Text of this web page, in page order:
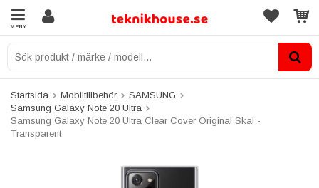
MENY
Startsida Mobiltillbehör
SAMSUNG
Samsung Galaxy Note 20 Ultra
Samsung Galaxy Note 20 Ultra Clear Cover Original Skal -
Transparent